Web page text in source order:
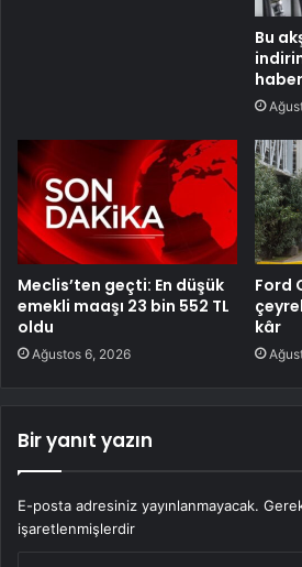
Bu
haber
Meclis’ten geçti: En düşük
emekli maaşı 23 bin 552 TL
oldu
Ağustos 6, 2026
Ford
kâr
Bir yanıt yazın
E-posta adresiniz yayınlanmayacak.
işaretlenmişlerdir